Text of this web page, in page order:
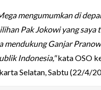
mengumumkan di
Pak Jokowi yang saya
mendukung Ganjar
Indonesia,"kata OSO
Selatan, Sabtu (22/4/